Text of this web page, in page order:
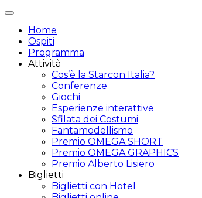
Attiva/disattiva
navigazione
Home
Ospiti
Programma
Attività
Cos’è la Starcon Italia?
Conferenze
Giochi
Esperienze interattive
Sfilata dei Costumi
Fantamodellismo
Premio OMEGA SHORT
Premio OMEGA GRAPHICS
Premio Alberto Lisiero
Biglietti
Biglietti con Hotel